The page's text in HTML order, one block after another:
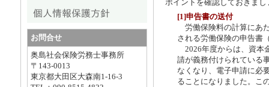
ポイントを確認しておきまし
[1]申告書の送付
労働保険料の計算にあ
される労働保険の申告書
2026年度からは、資本
請が義務付けられている
なくなり、電子申請に必
ることになりました。こ
お問合せ
奥島社会保険労務士事務所
〒143-0013
東京都大田区大森南1-16-3